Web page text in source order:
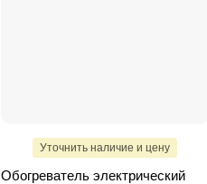
Уточнить наличие и цену
Обогреватель электрический